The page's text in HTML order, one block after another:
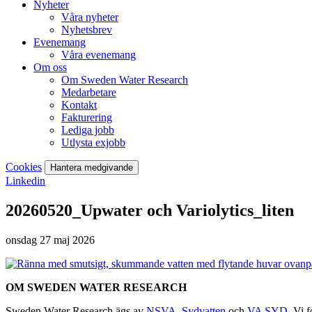
Nyheter
Våra nyheter
Nyhetsbrev
Evenemang
Våra evenemang
Om oss
Om Sweden Water Research
Medarbetare
Kontakt
Fakturering
Lediga jobb
Utlysta exjobb
Cookies Hantera medgivande
Linkedin
20260520_Upwater och Variolytics_liten
onsdag 27 maj 2026
OM SWEDEN WATER RESEARCH